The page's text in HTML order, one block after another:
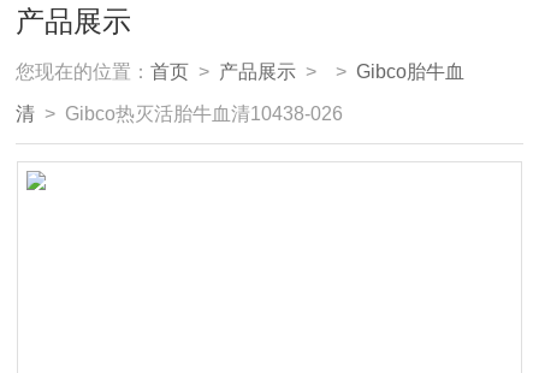
产品展示
您现在的位置：首页 > 产品展示 > >Gibco胎牛血
清 > Gibco热灭活胎牛血清10438-026